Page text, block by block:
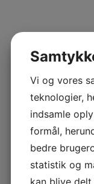
Vi og vores
teknologier,
indsamle
formål,
bedre
statistik og
kan blive